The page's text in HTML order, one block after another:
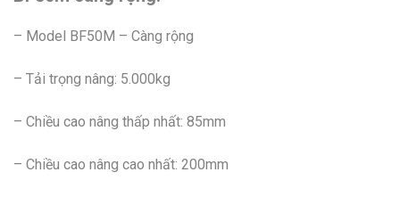
– Model BF50M – Càng rộng
– Tải trọng nâng: 5.000kg
– Chiều cao nâng thấp nhất: 85mm
– Chiều cao nâng cao nhất: 200mm